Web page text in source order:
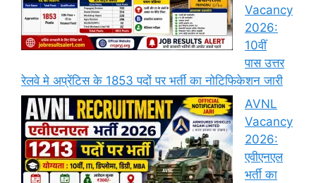
Vacancy
2026:
10वीं
पास उत्तर
रेलवे मे अप्रेंटिस के 1853 पदों पर भर्ती का नोटिफिकेशन जारी
AVNL
Vacancy
2026:
एवीएनएल
भर्ती का